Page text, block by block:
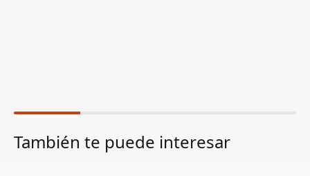
También te puede interesar